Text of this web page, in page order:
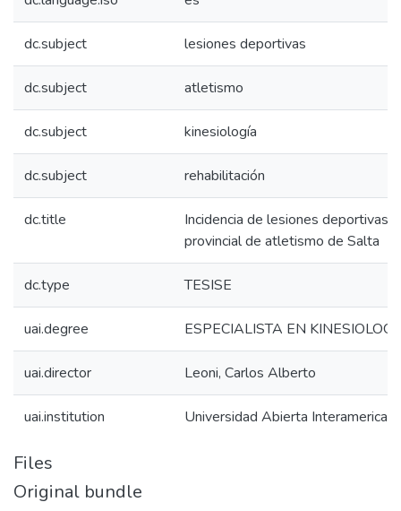
dc.subject lesiones deportivas
dc.subject atletismo
dc.subject kinesiología
dc.subject rehabilitación
dc.title
Incidencia de lesiones deportivas
provincial de atletismo de Salta
dc.type TESISE
uai.degree ESPECIALISTA EN
uai.director Leoni, Carlos Alberto
uai.institution Universidad Abierta Interamericana
Files
Original bundle